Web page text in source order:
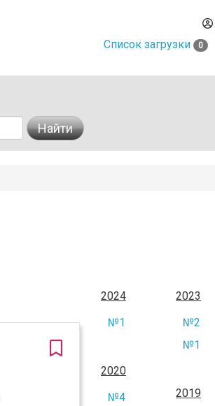
Список загрузки 0
Найти
2024
№1
2023
№2
№1
2020
№4
2019